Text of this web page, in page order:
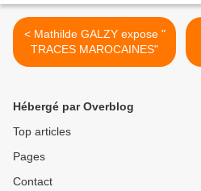
< Mathilde GALZY expose "
TRACES MAROCAINES"
Hébergé par Overblog
Top articles
Pages
Contact